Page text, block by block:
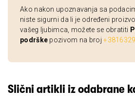
Ako nakon upoznavanja sa
niste sigurni da li je određeni
vašeg ljubimca, možete se obratiti
podrške pozivom na broj
Slični artikli iz odabrane